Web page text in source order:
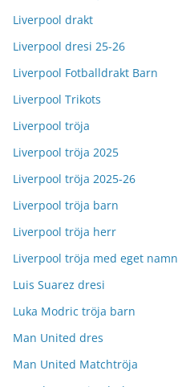
Liverpool drakt
Liverpool dresi 25-26
Liverpool Fotballdrakt Barn
Liverpool Trikots
Liverpool tröja
Liverpool tröja 2025
Liverpool tröja 2025-26
Liverpool tröja barn
Liverpool tröja herr
Liverpool tröja med eget namn
Luis Suarez dresi
Luka Modric tröja barn
Man United dres
Man United Matchtröja